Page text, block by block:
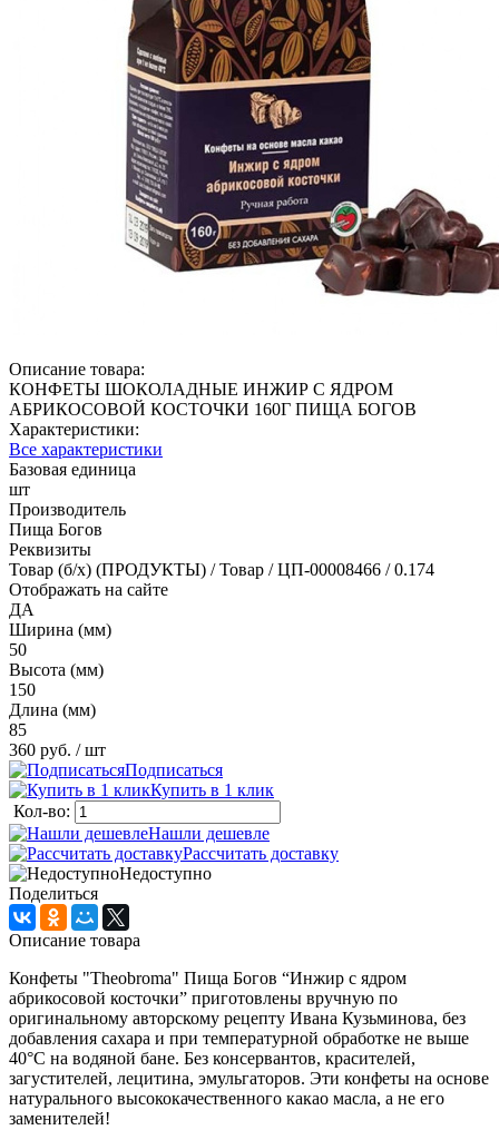
Описание товара:
КОНФЕТЫ ШОКОЛАДНЫЕ ИНЖИР С ЯДРОМ
АБРИКОСОВОЙ КОСТОЧКИ 160Г ПИЩА БОГОВ
Характеристики:
Все характеристики
Базовая единица
шт
Производитель
Пища Богов
Реквизиты
Товар (б/х) (ПРОДУКТЫ) / Товар / ЦП-00008466 / 0.174
Отображать на сайте
ДА
Ширина (мм)
50
Высота (мм)
150
Длина (мм)
85
360 руб. / шт
Подписаться
Купить в 1 клик
Кол-во:
Нашли дешевле
Рассчитать доставку
Недоступно
Поделиться
Описание товара
Конфеты "Theobroma" Пища Богов “Инжир с ядром
абрикосовой косточки” приготовлены вручную по
оригинальному авторскому рецепту Ивана Кузьминова, без
добавления сахара и при температурной обработке не выше
40°С на водяной бане. Без консервантов, красителей,
загустителей, лецитина, эмульгаторов. Эти конфеты на основе
натурального высококачественного какао масла, а не его
заменителей!